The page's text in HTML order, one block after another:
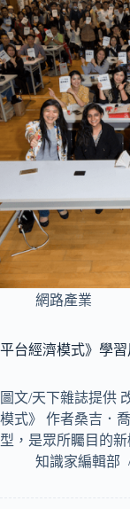
網路產業
平台經濟模式》學
圖文/天下雜誌提供
模式》 作者桑吉．
型，是眾所矚目的
知識家編輯部